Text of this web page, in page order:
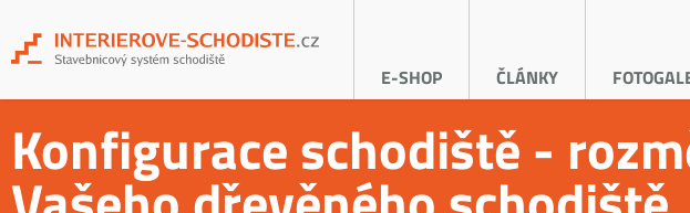
E-SHOP ČLÁNKY
Konfigurace schodiště -